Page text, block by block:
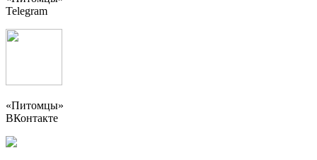
Telegram
«Питомцы»
ВКонтакте